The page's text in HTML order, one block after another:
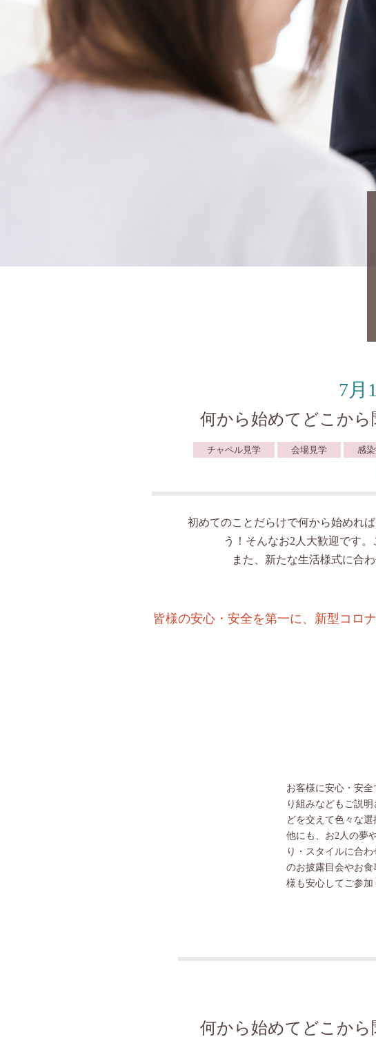
7月
何から始めてどこか
チャペル見学 会場見学 感
初めてのことだらけで何から始めれ
う！そんなお2人大歓迎です
また、新たな生活様式に合
皆様の安心・安全を第一に、新型コロ
お客様に安心・安
り組みなどもご説
どを交えて色々な
他にも、お2人の夢
り・スタイルに合
のお披露目会やお
様も安心してご参加
何から始めてどこか